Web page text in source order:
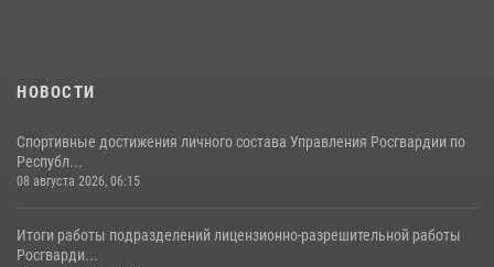
НОВОСТИ
Спортивные достижения личного состава Управления Росгвардии по
Республ...
08 августа 2026, 06:15
Итоги работы подразделений лицензионно-разрешительной работы
Росгварди...